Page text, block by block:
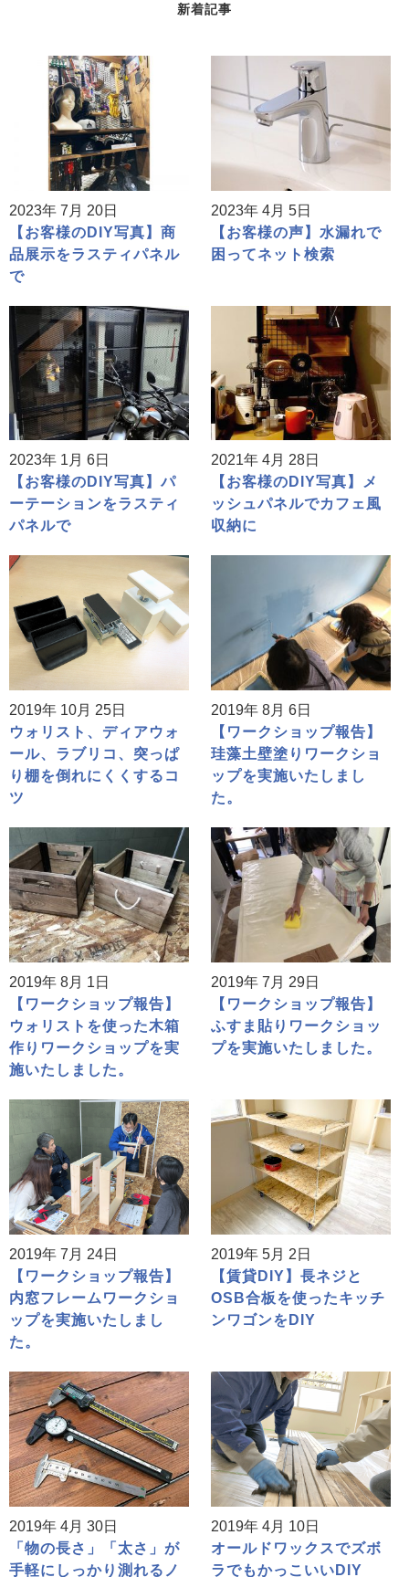
新着記事
2023年 7月 20日
【お客様のDIY写真】商
品展示をラスティパネル
で
2023年 4月 5日
【お客様の声】水漏れで
困ってネット検索
2023年 1月 6日
【お客様のDIY写真】パ
ーテーションをラスティ
パネルで
2021年 4月 28日
【お客様のDIY写真】メ
ッシュパネルでカフェ風
収納に
2019年 10月 25日
ウォリスト、ディアウォ
ール、ラブリコ、突っぱ
り棚を倒れにくくするコ
ツ
2019年 8月 6日
【ワークショップ報告】
珪藻土壁塗りワークショ
ップを実施いたしまし
た。
2019年 8月 1日
【ワークショップ報告】
ウォリストを使った木箱
作りワークショップを実
施いたしました。
2019年 7月 29日
【ワークショップ報告】
ふすま貼りワークショッ
プを実施いたしました。
2019年 7月 24日
【ワークショップ報告】
内窓フレームワークショ
ップを実施いたしまし
た。
2019年 5月 2日
【賃貸DIY】長ネジと
OSB合板を使ったキッチ
ンワゴンをDIY
2019年 4月 30日
「物の長さ」「太さ」が
手軽にしっかり測れるノ
2019年 4月 10日
オールドワックスでズボ
ラでもかっこいいDIY